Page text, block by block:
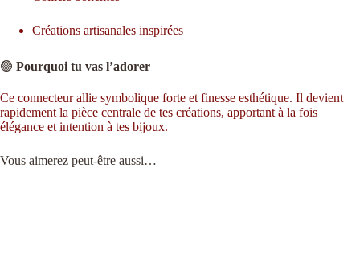
Créations artisanales inspirées
🟢 Pourquoi tu vas l’adorer
Ce connecteur allie symbolique forte et finesse esthétique. Il devient
rapidement la pièce centrale de tes créations, apportant à la fois
élégance et intention à tes bijoux.
Vous aimerez peut-être aussi…